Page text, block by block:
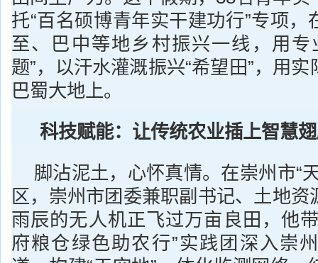
托“百名硕博青年实干建功行”专项，
至、巴中等地乡村振兴一线，用专
题”，以汗水灌溉振兴“希望田”，用
巴蜀大地上。
科技赋能：让传统农业插上智慧
脚沾泥土，心怀真情。在崇州市“
区，崇州市团委兼职副书记、土地资
雨辰的无人机正飞过万亩良田，他
府粮仓绿色助农行”实践团深入崇